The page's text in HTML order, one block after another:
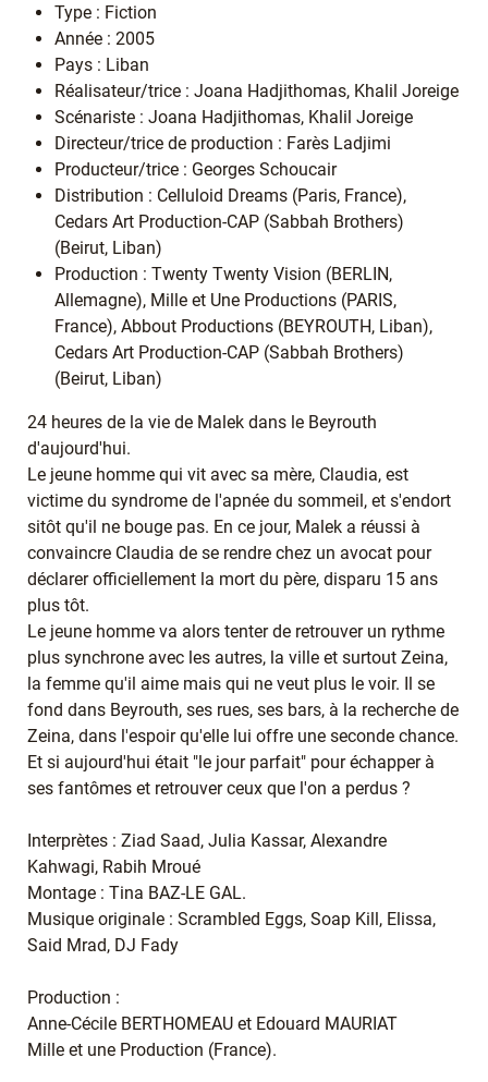
Type : Fiction
Année : 2005
Pays : Liban
Réalisateur/trice : Joana Hadjithomas, Khalil Joreige
Scénariste : Joana Hadjithomas, Khalil Joreige
Directeur/trice de production : Farès Ladjimi
Producteur/trice : Georges Schoucair
Distribution : Celluloid Dreams (Paris, France),
Cedars Art Production-CAP (Sabbah Brothers)
(Beirut, Liban)
Production : Twenty Twenty Vision (BERLIN,
Allemagne), Mille et Une Productions (PARIS,
France), Abbout Productions (BEYROUTH, Liban),
Cedars Art Production-CAP (Sabbah Brothers)
(Beirut, Liban)
24 heures de la vie de Malek dans le Beyrouth
d'aujourd'hui.
Le jeune homme qui vit avec sa mère, Claudia, est
victime du syndrome de l'apnée du sommeil, et s'endort
sitôt qu'il ne bouge pas. En ce jour, Malek a réussi à
convaincre Claudia de se rendre chez un avocat pour
déclarer officiellement la mort du père, disparu 15 ans
plus tôt.
Le jeune homme va alors tenter de retrouver un rythme
plus synchrone avec les autres, la ville et surtout Zeina,
la femme qu'il aime mais qui ne veut plus le voir. Il se
fond dans Beyrouth, ses rues, ses bars, à la recherche de
Zeina, dans l'espoir qu'elle lui offre une seconde chance.
Et si aujourd'hui était "le jour parfait" pour échapper à
ses fantômes et retrouver ceux que l'on a perdus ?
Interprètes : Ziad Saad, Julia Kassar, Alexandre
Kahwagi, Rabih Mroué
Montage : Tina BAZ-LE GAL.
Musique originale : Scrambled Eggs, Soap Kill, Elissa,
Said Mrad, DJ Fady
Production :
Anne-Cécile BERTHOMEAU et Edouard MAURIAT
Mille et une Production (France).